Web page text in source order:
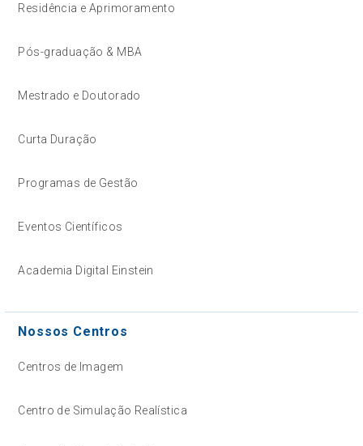
Residência e Aprimoramento
Pós-graduação & MBA
Mestrado e Doutorado
Curta Duração
Programas de Gestão
Eventos Científicos
Academia Digital Einstein
Nossos Centros
Centros de Imagem
Centro de Simulação Realística